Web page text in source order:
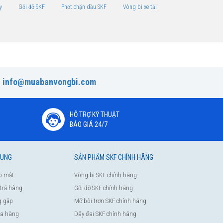
Gối đỡ SKF Phớt chặn dầu SKF Vòng bi xe tải
info@muabanvongbi.com
HỖ TRỢ KỸ THUẬT
BÁO GIÁ 24/7
mật
hàng
gặp
hàng
SẢN PHẨM SKF CHÍNH HÃNG
Vòng bi SKF chính hãng
Gối đỡ SKF chính hãng
Mỡ bôi trơn SKF chính hãng
Dây đai SKF chính hãng